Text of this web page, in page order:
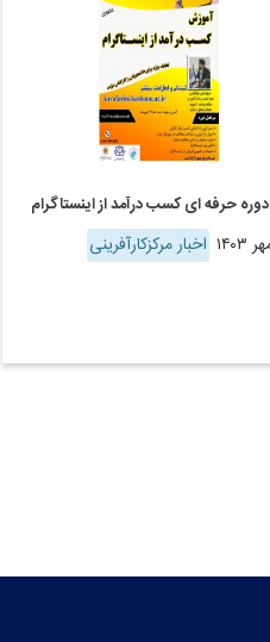
دوره حرفه ای کسب درآمد از اینستاگرام
اخبار مرکزکارآفرینی